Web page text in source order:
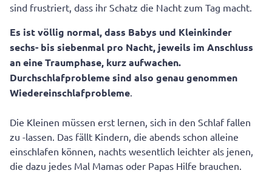
sind frustriert, dass ihr Schatz die Nacht zum Tag macht.
Es ist völlig normal, dass Babys und Kleinkinder
sechs- bis siebenmal pro Nacht, jeweils im Anschluss
an eine Traumphase, kurz aufwachen.
Durchschlafprobleme sind also genau genommen
Wiedereinschlafprobleme.
Die Kleinen müssen erst lernen, sich in den Schlaf fallen
zu -lassen. Das fällt Kindern, die abends schon alleine
einschlafen können, nachts wesentlich leichter als jenen,
die dazu jedes Mal Mamas oder Papas Hilfe brauchen.